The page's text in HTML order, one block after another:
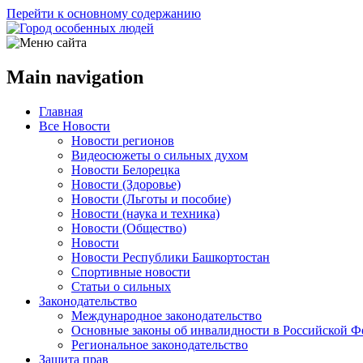
Перейти к основному содержанию
Main navigation
Главная
Все Новости
Новости регионов
Видеосюжеты о сильных духом
Новости Белорецка
Новости (Здоровье)
Новости (Льготы и пособие)
Новости (наука и техника)
Новости (Общество)
Новости
Новости Республики Башкортостан
Спортивные новости
Статьи о сильных
Законодательство
Международное законодательство
Основные законы об инвалидности в Российской
Региональное законодательство
Защита прав